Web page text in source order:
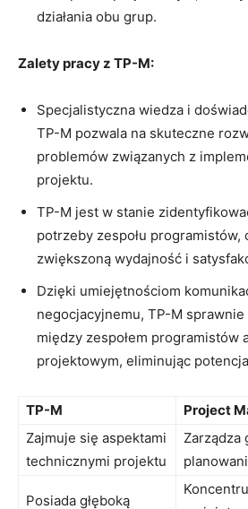
działania obu ‌grup.
Zalety pracy z TP-M:
Specjalistyczna ​wiedza i
⁢TP-M pozwala na ‍skuteczne
problemów związanych z
projektu.
TP-M jest w stanie‌
potrzeby zespołu programistów,⁤
zwiększoną wydajność i
Dzięki umiejętnościom
negocjacyjnemu, TP-M
między zespołem programistów
projektowym, ‌eliminując
TP-M
Project
Zajmuje się aspektami
technicznymi projektu
Zarządza
Posiada głęboką⁤